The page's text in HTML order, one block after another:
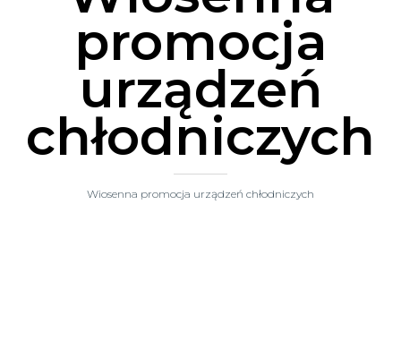
promocja
urządzeń
chłodniczych
Wiosenna promocja urządzeń chłodniczych